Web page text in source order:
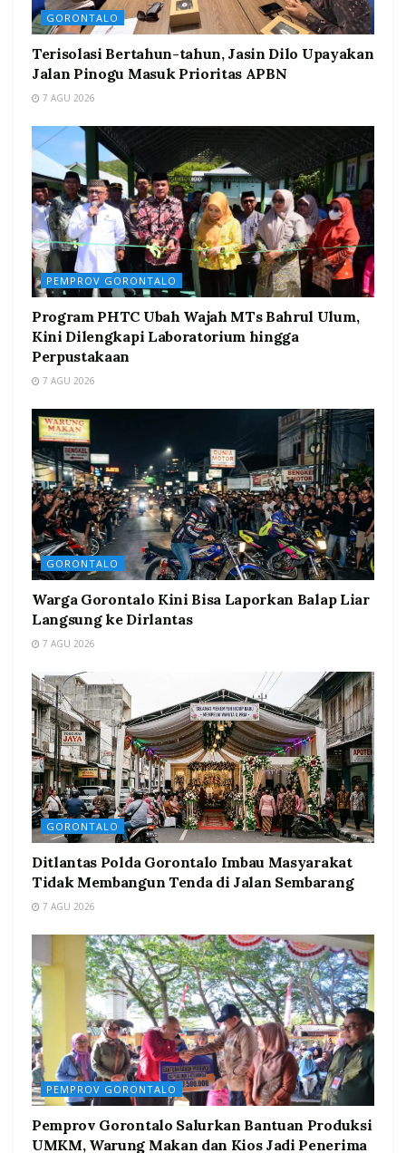
GORONTALO
Terisolasi Bertahun-tahun, Jasin Dilo Upayakan
Jalan Pinogu Masuk Prioritas APBN
7 AGU 2026
PEMPROV GORONTALO
Program PHTC Ubah Wajah MTs Bahrul Ulum,
Kini Dilengkapi Laboratorium hingga
Perpustakaan
7 AGU 2026
GORONTALO
Warga Gorontalo Kini Bisa Laporkan Balap Liar
Langsung ke Dirlantas
7 AGU 2026
GORONTALO
Ditlantas Polda Gorontalo Imbau Masyarakat
Tidak Membangun Tenda di Jalan Sembarang
7 AGU 2026
PEMPROV GORONTALO
Pemprov Gorontalo Salurkan Bantuan Produksi
UMKM, Warung Makan dan Kios Jadi Penerima